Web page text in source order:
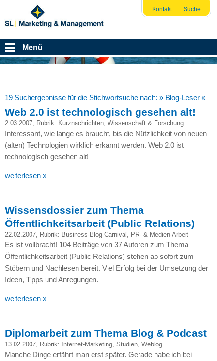
Kontakt Suche
Menü
19 Suchergebnisse für die Stichwortsuche nach: » Blog-Leser «
Web 2.0 ist technologisch gesehen alt!
2.03.2007, Rubrik: Kurznachrichten, Wissenschaft & Forschung
Interessant, wie lange es braucht, bis die Nützlichkeit von neuen
(alten) Technologien wirklich erkannt werden. Web 2.0 ist
technologisch gesehen alt!
weiterlesen »
Wissensdossier zum Thema
Öffentlichkeitsarbeit (Public Relations)
22.02.2007, Rubrik: Business-Blog-Carnival , PR- & Medien-Arbeit
Es ist vollbracht! 104 Beiträge von 37 Autoren zum Thema
Öffentlichkeitsarbeit (Public Relations) stehen ab sofort zum
Stöbern und Nachlesen bereit. Viel Erfolg bei der Umsetzung der
Ideen, Tipps und Anregungen.
weiterlesen »
Diplomarbeit zum Thema Blog & Podcast
13.02.2007, Rubrik: Internet-Marketing, Studien, Weblog
Manche Dinge erfährt man erst später. Gerade habe ich bei